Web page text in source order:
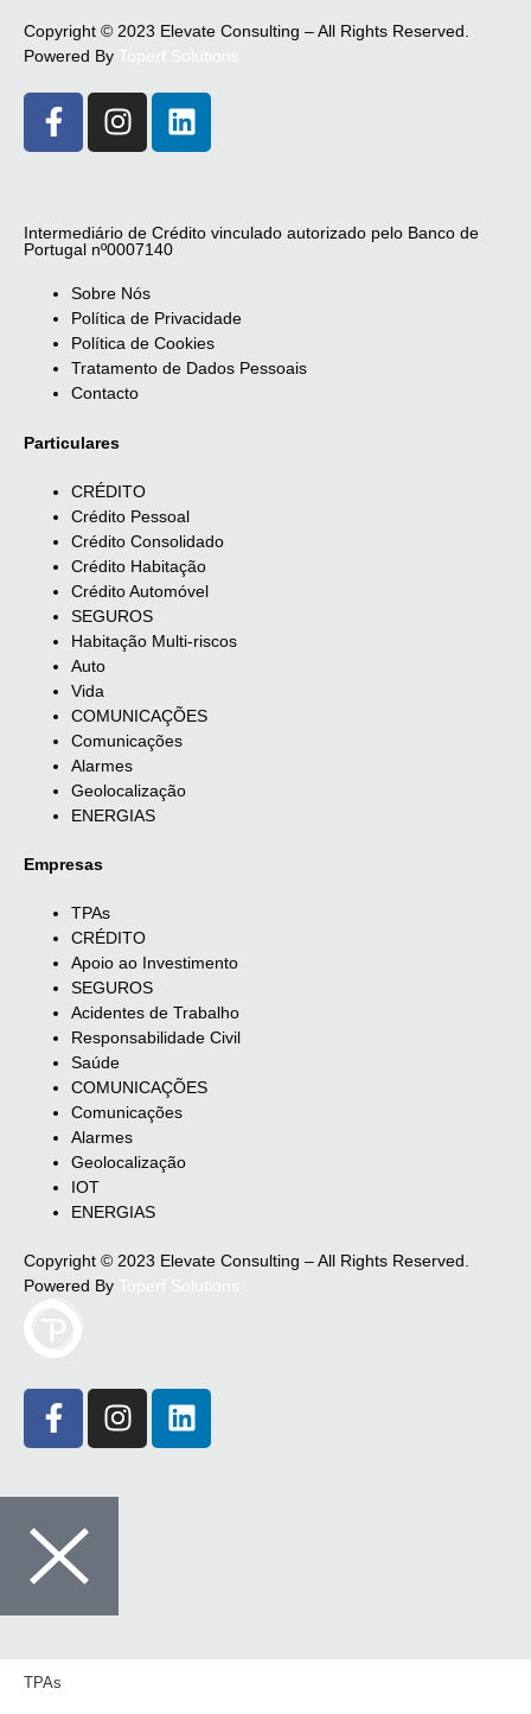
Copyright © 2023 Elevate Consulting – All Rights Reserved.
Powered By
Intermediário de Crédito vinculado autorizado pelo Banco de
Portugal nº0007140
Sobre Nós
Política de Privacidade
Política de Cookies
Tratamento de Dados Pessoais
Contacto
Particulares
CRÉDITO
Crédito Pessoal
Crédito Consolidado
Crédito Habitação
Crédito Automóvel
SEGUROS
Habitação Multi-riscos
Auto
Vida
COMUNICAÇÕES
Comunicações
Alarmes
Geolocalização
ENERGIAS
Empresas
TPAs
CRÉDITO
Apoio ao Investimento
SEGUROS
Acidentes de Trabalho
Responsabilidade Civil
Saúde
COMUNICAÇÕES
Comunicações
Alarmes
Geolocalização
IOT
ENERGIAS
Copyright © 2023 Elevate Consulting – All Rights Reserved.
Powered By
TPAs